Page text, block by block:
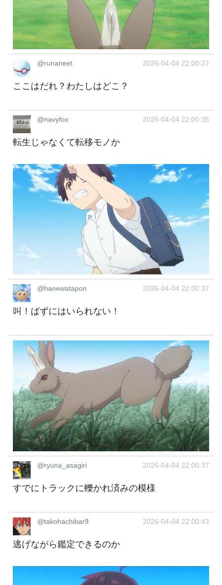
@runaneet 2026-04-04 22:00:27
ここはだれ？わたしはどこ？
@navyfox 2026-04-04 22:00:35
転生じゃなくて転移モノか
@hanewatapon 2026-04-04 22:00:37
叫！ばずにはいられない！
@ryuna_asagiri 2026-04-04 22:00:37
すでにトラックに轢かれ済みの模様
@takohachibar9 2026-04-04 22:00:43
逃げながら鑑定できるのか